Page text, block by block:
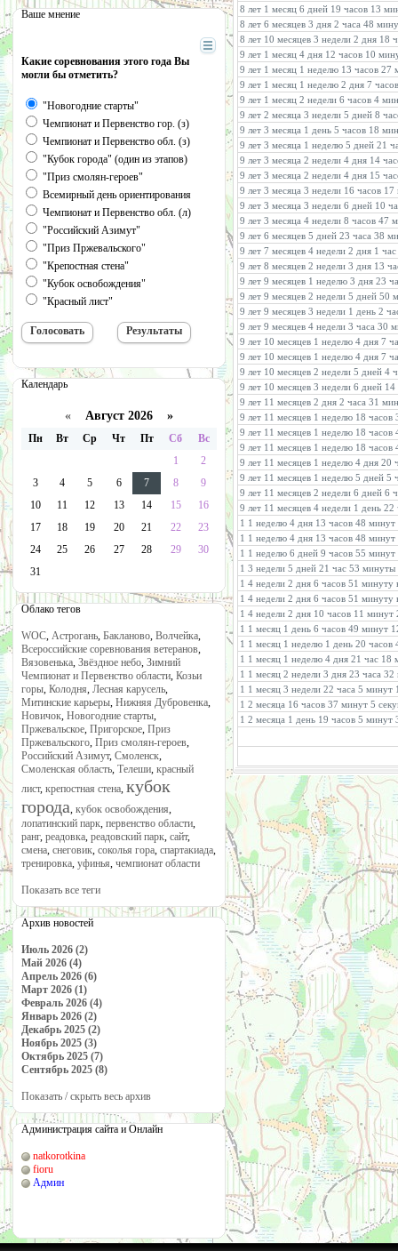
Ваше мнение
Какие соревнования этого года Вы
могли бы отметить?
"Новогодние старты"
Чемпионат и Первенство гор. (з)
Чемпионат и Первенство обл. (з)
"Кубок города" (один из этапов)
"Приз смолян-героев"
Всемирный день ориентирования
Чемпионат и Первенство обл. (л)
"Российский Азимут"
"Приз Пржевальского"
"Крепостная стена"
"Кубок освобождения"
"Красный лист"
Календарь
« Август 2026 »
Пн Вт Ср Чт Пт Сб
Вс
1
2
3
4 5 6 7 8
9
10
11 12 13 14 15
16
17
18 19 20 21 22
23
24
25 26 27 28 29
30
31
Облако тегов
WOC, Астрогань, Бакланово, Волчейка,
Всероссийские соревнования ветеранов,
Вязовенька, Звёздное небо, Зимний
Чемпионат и Первенство области, Козьи
горы, Колодня, Лесная карусель,
Митинские карьеры, Нижняя Дубровенка,
Новичок, Новогодние старты,
Пржевальское, Пригорское, Приз
Пржевальского, Приз смолян-героев,
Российский Азимут, Смоленск,
Смоленская область, Телеши, красный
лист, крепостная стена, кубок
города, кубок освобождения,
лопатинский парк, первенство области,
ранг, реадовка, реадовский парк, сайт,
смена, снеговик, соколья гора, спартакиада,
тренировка, уфинья, чемпионат области
Показать все теги
Архив новостей
Июль 2026 (2)
Май 2026 (4)
Апрель 2026 (6)
Март 2026 (1)
Февраль 2026 (4)
Январь 2026 (2)
Декабрь 2025 (2)
Ноябрь 2025 (3)
Октябрь 2025 (7)
Сентябрь 2025 (8)
Показать / скрыть весь архив
Администрация сайта и Онлайн
natkorotkina
fioru
Админ
8 лет 1 месяц 6 дней 19 часов 13
8 лет 6 месяцев 3 дня 2 часа 48
8 лет 10 месяцев 3 недели 2 дня 18
9 лет 1 месяц 4 дня 12 часов 10
9 лет 1 месяц 1 неделю 13 часов 27
9 лет 1 месяц 1 неделю 2 дня 7
9 лет 1 месяц 2 недели 6 часов 4
9 лет 2 месяца 3 недели 5 дней 8
9 лет 3 месяца 1 день 5 часов 18
9 лет 3 месяца 1 неделю 5 дней 21
9 лет 3 месяца 2 недели 4 дня 14
9 лет 3 месяца 2 недели 4 дня 15
9 лет 3 месяца 3 недели 16 часов
9 лет 3 месяца 3 недели 6 дней 10
9 лет 3 месяца 4 недели 8 часов 47
9 лет 6 месяцев 5 дней 23 часа 38
9 лет 7 месяцев 4 недели 2 дня 1
9 лет 8 месяцев 2 недели 3 дня 13
9 лет 9 месяцев 1 неделю 3 дня 23
9 лет 9 месяцев 2 недели 5 дней 50
9 лет 9 месяцев 3 недели 1 день 2
9 лет 9 месяцев 4 недели 3 часа 30
9 лет 10 месяцев 1 неделю 4 дня 7
9 лет 10 месяцев 1 неделю 4 дня 7
9 лет 10 месяцев 2 недели 5 дней 4
9 лет 10 месяцев 3 недели 6 дней
9 лет 11 месяцев 2 дня 2 часа 31
9 лет 11 месяцев 1 неделю 18
9 лет 11 месяцев 1 неделю 18
9 лет 11 месяцев 1 неделю 18
9 лет 11 месяцев 1 неделю 4 дня 20
9 лет 11 месяцев 1 неделю 5 дней 5
9 лет 11 месяцев 2 недели 6 дней 6
9 лет 11 месяцев 4 недели 1 день
1 1 неделю 4 дня 13 часов 48 минут
1 1 неделю 4 дня 13 часов 48 минут
1 1 неделю 6 дней 9 часов 55 минут
1 3 недели 5 дней 21 час 53 минуты
1 4 недели 2 дня 6 часов 51 минуту
1 4 недели 2 дня 6 часов 51 минуту
1 4 недели 2 дня 10 часов 11 минут
1 1 месяц 1 день 6 часов 49 минут
1 1 месяц 1 неделю 1 день 20 часов
1 1 месяц 1 неделю 4 дня 21 час 18
1 1 месяц 2 недели 3 дня 23 часа
1 1 месяц 3 недели 22 часа 5 минут
1 2 месяца 16 часов 37 минут 5
1 2 месяца 1 день 19 часов 5 минут